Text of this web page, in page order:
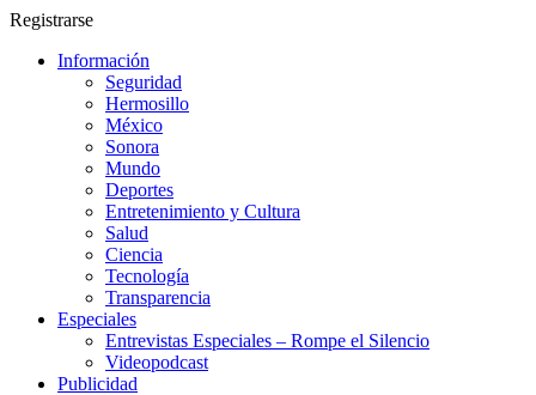
Registrarse
Información
Seguridad
Hermosillo
México
Sonora
Mundo
Deportes
Entretenimiento y Cultura
Salud
Ciencia
Tecnología
Transparencia
Especiales
Entrevistas Especiales – Rompe el Silencio
Videopodcast
Publicidad